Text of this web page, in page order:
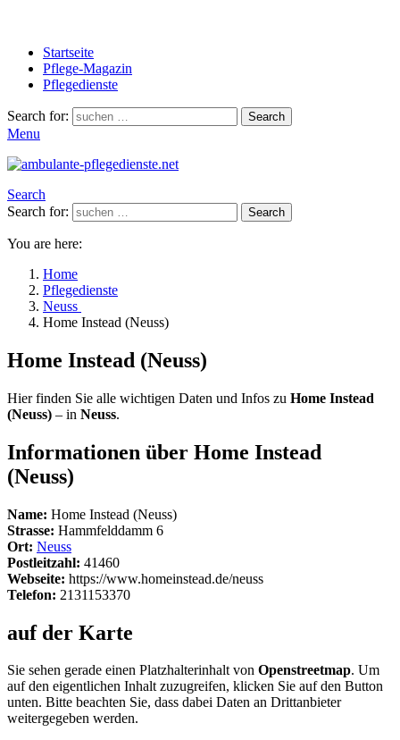
Startseite
Pflege-Magazin
Pflegedienste
Search for: Search
Menu
Search
Search for:
Search
You are here:
Home
Pflegedienste
Neuss
Home Instead (Neuss)
Home Instead (Neuss)
Hier finden Sie alle wichtigen Daten und Infos zu Home Instead
(Neuss) – in Neuss.
Informationen über Home Instead
(Neuss)
Name: Home Instead (Neuss)
Strasse: Hammfelddamm 6
Ort: Neuss
Postleitzahl: 41460
Webseite: https://www.homeinstead.de/neuss
Telefon: 2131153370
auf der Karte
Sie sehen gerade einen Platzhalterinhalt von Openstreetmap. Um
auf den eigentlichen Inhalt zuzugreifen, klicken Sie auf den Button
unten. Bitte beachten Sie, dass dabei Daten an Drittanbieter
weitergegeben werden.